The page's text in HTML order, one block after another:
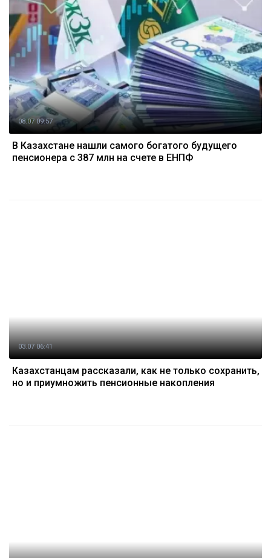
08.07 09:57
В Казахстане нашли самого богатого будущего
пенсионера с 387 млн на счете в ЕНПФ
03.07 06:41
Казахстанцам рассказали, как не только сохранить,
но и приумножить пенсионные накопления